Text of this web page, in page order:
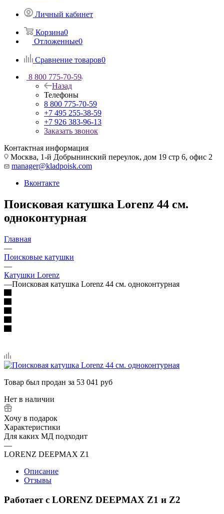
Личный кабинет
Корзина0
Отложенные0
Сравнение товаров0
8 800 775-70-59
Назад
Телефоны
8 800 775-70-59
+7 495 255-38-59
+7 926 383-96-13
Заказать звонок
Контактная информация
Москва, 1-й Добрынинский переулок, дом 19 стр 6, офис 2
manager@kladpoisk.com
Вконтакте
Поисковая катушка Lorenz 44 см.
одноконтурная
Главная
—
Поисковые катушки
—
Катушки Lorenz
—Поисковая катушка Lorenz 44 см. одноконтурная
Товар был продан за 53 041 руб
Нет в наличии
Хочу в подарок
Характеристики
Для каких МД подходит
—
LORENZ DEEPMAX Z1
Описание
Отзывы
Работает с LORENZ DEEPMAX Z1 и Z2